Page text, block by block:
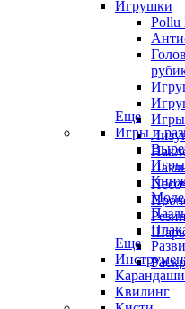
Игрушки
Pollu
Еще
Игры и
Игры
Еще
Квилинг